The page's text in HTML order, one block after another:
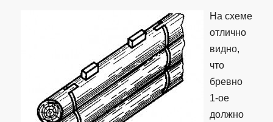
На схеме
отлично
видно,
что
бревно
1-ое
должно